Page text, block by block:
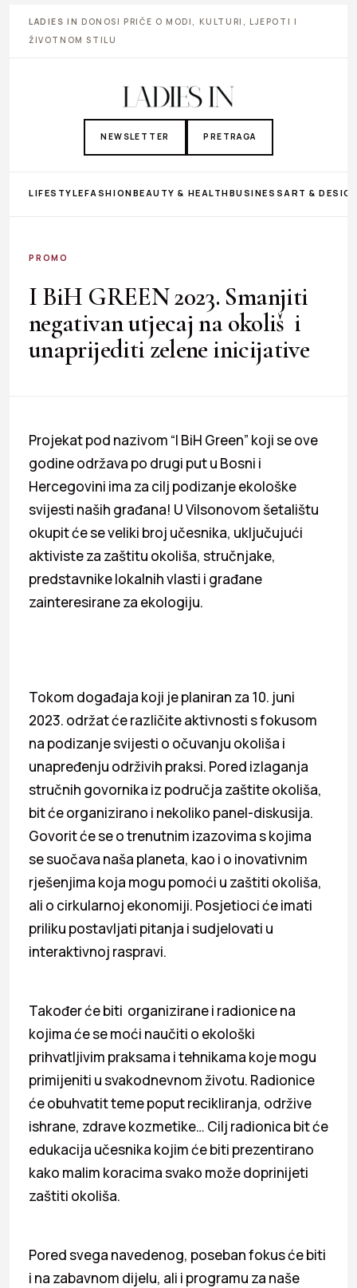
LADIES IN DONOSI PRIČE O MODI, KULTURI, LJEPOTI I
ŽIVOTNOM STILU
NEWSLETTER PRETRAGA
LIFESTYLEFASHIONBEAUTY & HEALTHBUSINESS ART &
PROMO
I BiH GREEN 2023. Smanjiti
negativan utjecaj na okoliš i
unaprijediti zelene inicijative
Projekat pod nazivom “I BiH Green” koji se ove
godine održava po drugi put u Bosni i
Hercegovini ima za cilj podizanje ekološke
svijesti naših građana! U Vilsonovom šetalištu
okupit će se veliki broj učesnika, uključujući
aktiviste za zaštitu okoliša, stručnjake,
predstavnike lokalnih vlasti i građane
zainteresirane za ekologiju.
Tokom događaja koji je planiran za 10. juni
2023. održat će različite aktivnosti s fokusom
na podizanje svijesti o očuvanju okoliša i
unapređenju održivih praksi. Pored izlaganja
stručnih govornika iz područja zaštite okoliša,
bit će organizirano i nekoliko panel-diskusija.
Govorit će se o trenutnim izazovima s kojima
se suočava naša planeta, kao i o inovativnim
rješenjima koja mogu pomoći u zaštiti okoliša,
ali o cirkularnoj ekonomiji. Posjetioci će imati
priliku postavljati pitanja i sudjelovati u
interaktivnoj raspravi.
Također će biti organizirane i radionice na
kojima će se moći naučiti o ekološki
prihvatljivim praksama i tehnikama koje mogu
primijeniti u svakodnevnom životu. Radionice
će obuhvatit teme poput recikliranja, održive
ishrane, zdrave kozmetike… Cilj radionica bit će
edukacija učesnika kojim će biti prezentirano
kako malim koracima svako može doprinijeti
zaštiti okoliša.
Pored svega navedenog, poseban fokus će biti
i na zabavnom dijelu, ali i programu za naše